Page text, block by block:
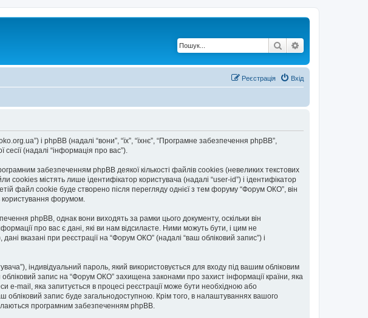
Пошук
Вхід
Реєстрація
і phpBB (надалі “вони”, “їх”, “їхнє”, “Програмне забезпечення phpBB”,
(надалі “інформація про вас”).
забезпеченням phpBB деякої кількості файлів cookies (невеликих текстових
містять лише ідентифікатор користувача (надалі “user-id”) і ідентифікатор
файл cookie буде створено після перегляду однієї з тем форуму “Форум ОКО”, він
користування форумом.
phpBB, однак вони виходять за рамки цього документу, оскільки він
про вас є дані, які ви нам відсилаєте. Ними можуть бути, і цим не
вказані при реєстрації на “Форум ОКО” (надалі “ваш обліковий запис”) і
індивідуальний пароль, який використовується для входу під вашим обліковим
запис на “Форум ОКО” захищена законами про захист інформації країни, яка
e-mail, яка запитується в процесі реєстрації може бути необхідною або
запис буде загальнодоступною. Крім того, в налаштуваннях вашого
програмним забезпеченням phpBB.